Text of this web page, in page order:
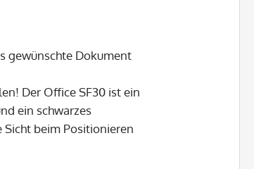
gewünschte Dokument
Der Office SF30 ist ein
ein schwarzes
Sicht beim Positionieren